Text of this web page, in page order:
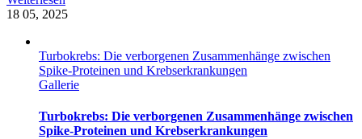
18 05, 2025
Turbokrebs: Die verborgenen Zusammenhänge zwischen
Spike-Proteinen und Krebserkrankungen
Gallerie
Turbokrebs: Die verborgenen Zusammenhänge zwischen
Spike-Proteinen und Krebserkrankungen